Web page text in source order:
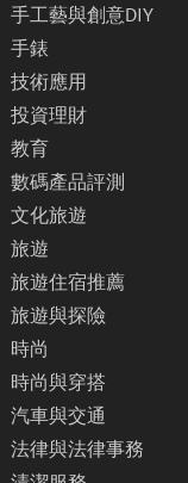
手工藝與創意DIY
手錶
技術應用
投資理財
教育
數碼產品評測
文化旅遊
旅遊
旅遊住宿推薦
旅遊與探險
時尚
時尚與穿搭
汽車與交通
法律與法律事務